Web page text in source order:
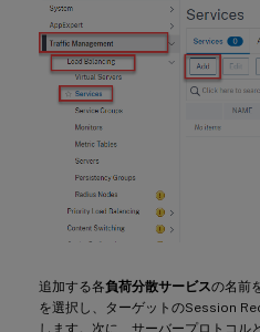
追加する各負荷分散サービスの名前
を選択し、ターゲットのSession